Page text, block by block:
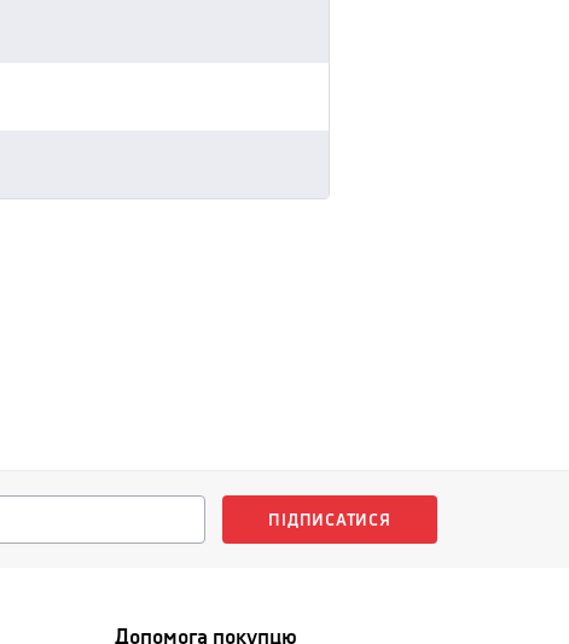
ПІДПИСАТИСЯ
Допомога покупцю